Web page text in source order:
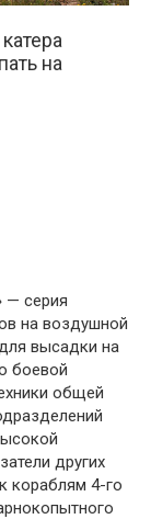
на
— серия
на воздушной
высадки на
боевой
общей
других
кораблям 4-го